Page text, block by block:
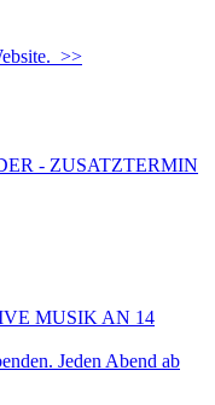
>>
- ZUSATZTERMIN
MUSIK AN 14
Jeden Abend ab